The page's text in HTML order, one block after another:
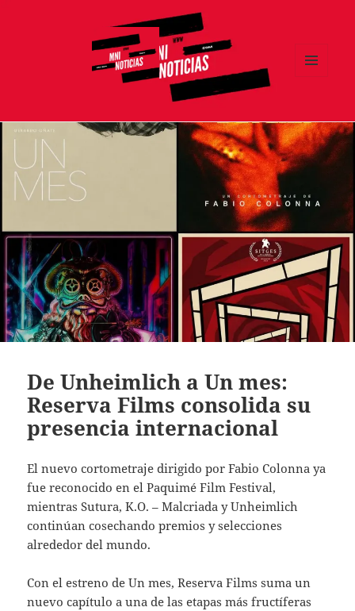
De Unheimlich a Un mes:
Reserva Films consolida su
presencia internacional
El nuevo cortometraje dirigido por Fabio Colonna ya
fue reconocido en el Paquimé Film Festival,
mientras Sutura, K.O. – Malcriada y Unheimlich
continúan cosechando premios y selecciones
alrededor del mundo.
Con el estreno de Un mes, Reserva Films suma un
nuevo capítulo a una de las etapas más fructíferas